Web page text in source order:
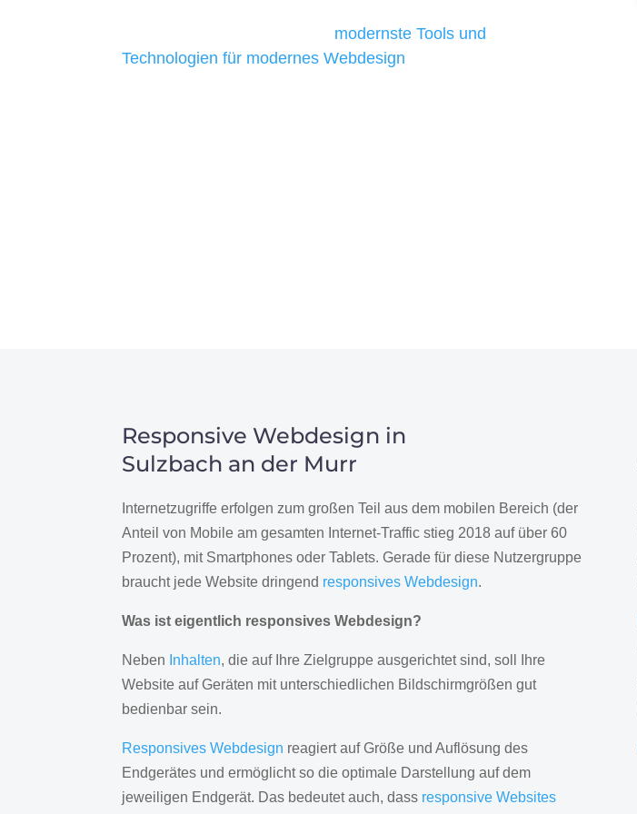
modernste Tools und
Technologien für modernes Webdesign
Responsive Webdesign in
Sulzbach an der Murr
Internetzugriffe erfolgen zum großen Teil aus dem mobilen Bereich (der
Anteil von Mobile am gesamten Internet-Traffic stieg 2018 auf über 60
Prozent), mit Smartphones oder Tablets. Gerade für diese Nutzergruppe
braucht jede Website dringend responsives Webdesign.
Was ist eigentlich responsives Webdesign?
Neben Inhalten, die auf Ihre Zielgruppe ausgerichtet sind, soll Ihre
Website auf Geräten mit unterschiedlichen Bildschirmgrößen gut
bedienbar sein.
Responsives Webdesign reagiert auf Größe und Auflösung des
Endgerätes und ermöglicht so die optimale Darstellung auf dem
jeweiligen Endgerät. Das bedeutet auch, dass responsive Websites